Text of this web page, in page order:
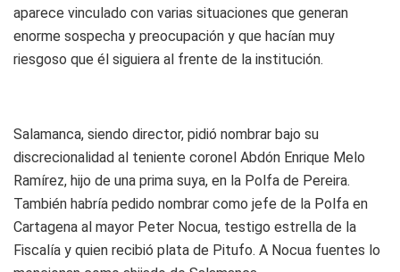
aparece vinculado con varias situaciones que generan
enorme sospecha y preocupación y que hacían muy
riesgoso que él siguiera al frente de la institución.
Salamanca, siendo director, pidió nombrar bajo su
discrecionalidad al teniente coronel Abdón Enrique Melo
Ramírez, hijo de una prima suya, en la Polfa de Pereira.
También habría pedido nombrar como jefe de la Polfa en
Cartagena al mayor Peter Nocua, testigo estrella de la
Fiscalía y quien recibió plata de Pitufo. A Nocua fuentes lo